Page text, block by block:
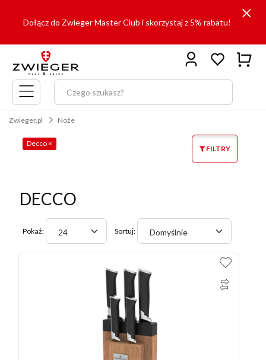
Dołącz do Zwieger Master Club i skorzystaj z 5% rabatu!
Menu
główne
Zwieger.pl Noże
FILTRY
Decco ×
DECCO
Pokaż: 24 Sortuj: Domyślnie